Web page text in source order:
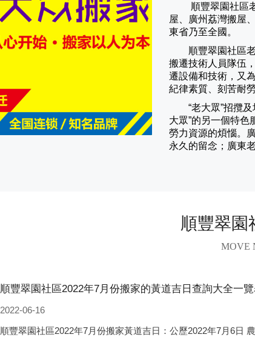
順豐翠園社區老
屋、廣州荔灣搬屋
東省乃至全國。
順豐翠園社區老
搬遷技術人員隊伍
遷設備和技術，又
紀律素質、刻苦耐
“老大眾”招攬及
大眾”的另一個特
勞力資源的煩惱。
永久的留念；廣東
順豐翠園
MOVE
2022-06-16
順豐翠園社區2022年7月份搬家黃道吉日：公歷2022年7月6日